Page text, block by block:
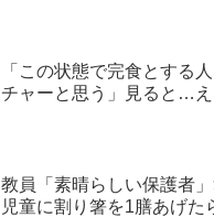
「この状態で完食とする
チャーと思う」見ると…え
教員「素晴らしい保護者
児童に割り箸を1膳あげた